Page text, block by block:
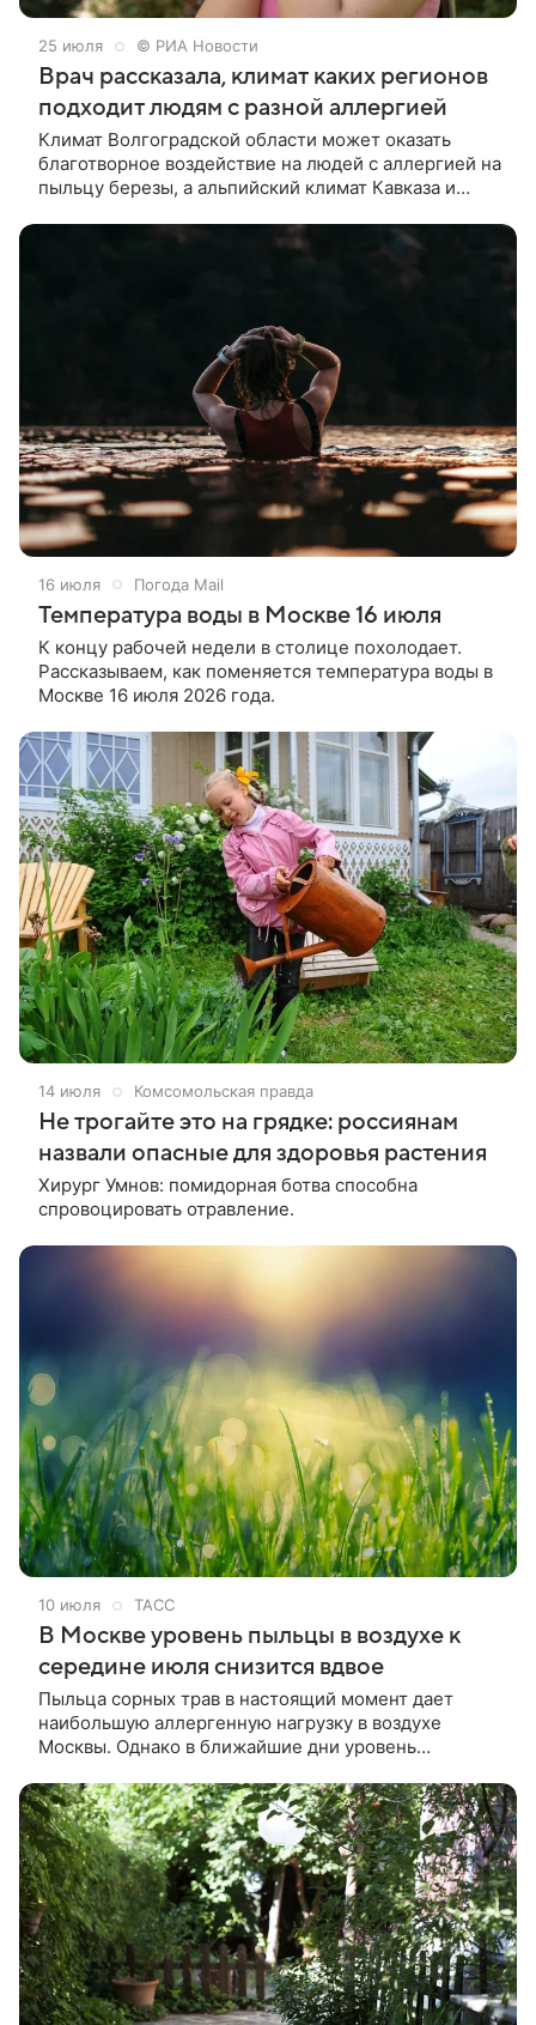
25 июля © РИА Новости
Врач рассказала, климат каких регионов
подходит людям с разной аллергией
Климат Волгоградской области может оказать
благотворное воздействие на людей с аллергией на
пыльцу березы, а альпийский климат Кавказа и
клещу домашней пыли, рассказала РИА Новости
медицинских наук Элеонора Белан.
16 июля Погода Mail
Температура воды в Москве 16 июля
К концу рабочей недели в столице похолодает.
Рассказываем, как поменяется температура воды в
Москве 16 июля 2026 года.
14 июля Комсомольская правда
Не трогайте это на грядке: россиянам
назвали опасные для здоровья растения
Хирург Умнов: помидорная ботва способна
спровоцировать отравление.
10 июля ТАСС
В Москве уровень пыльцы в воздухе к
середине июля снизится вдвое
Пыльца сорных трав в настоящий момент дает
наибольшую аллергенную нагрузку в воздухе
Москвы. Однако в ближайшие дни уровень
ТАСС в пресс-службе столичного департамента
природопользования и охраны окружающей среды.